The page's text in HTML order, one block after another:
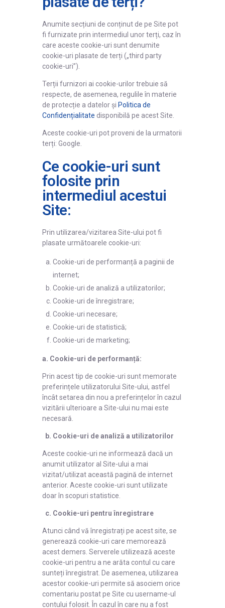
Anumite secțiuni de conținut de pe Site pot
fi furnizate prin intermediul unor terți, caz în
care aceste cookie-uri sunt denumite
cookie-uri plasate de terți („third party
cookie-uri”).
Terții furnizori ai cookie-urilor trebuie să
respecte, de asemenea, regulile în materie
de protecție a datelor și Politica de
Confidențialitate disponibilă pe acest Site.
Aceste cookie-uri pot proveni de la urmatorii
terți: Google.
Ce cookie-uri sunt
folosite prin
intermediul acestui
Site:
Prin utilizarea/vizitarea Site-ului pot fi
plasate următoarele cookie-uri:
Cookie-uri de performanță a paginii de
internet;
Cookie-uri de analiză a utilizatorilor;
Cookie-uri de înregistrare;
Cookie-uri necesare;
Cookie-uri de statistică;
Cookie-uri de marketing;
a. Cookie-uri de performanță:
Prin acest tip de cookie-uri sunt memorate
preferințele utilizatorului Site-ului, astfel
încât setarea din nou a preferințelor în cazul
vizitării ulterioare a Site-ului nu mai este
necesară.
b. Cookie-uri de analiză a utilizatorilor
Aceste cookie-uri ne informează dacă un
anumit utilizator al Site-ului a mai
vizitat/utilizat această pagină de internet
anterior. Aceste cookie-uri sunt utilizate
doar în scopuri statistice.
c. Cookie-uri pentru înregistrare
Atunci când vă înregistrați pe acest site, se
generează cookie-uri care memorează
acest demers. Serverele utilizează aceste
cookie-uri pentru a ne arăta contul cu care
sunteți înregistrat. De asemenea, utilizarea
acestor cookie-uri permite să asociem orice
comentariu postat pe Site cu username-ul
contului folosit. În cazul în care nu a fost